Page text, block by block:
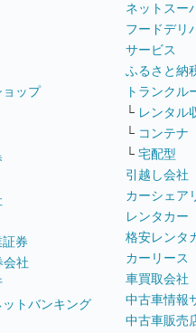
ップ
券
会社
トバンキング
ネットスー
フードデリ
サービス
ふるさと納
トランクル
└ レンタル
└ コンテナ
└ 宅配型
引越し会社
カーシェア
レンタカー
格安レンタ
カーリース
車買取会社
中古車情報
中古車販売